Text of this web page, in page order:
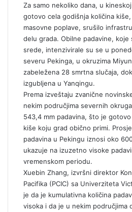
Za samo nekoliko dana, u
gotovo cela godišnja količina
masovne poplave, srušilo
delu grada. Obilne padavine, koje
srede, intenzivirale su se u
severu Pekinga, u okruzima
zabeležena 28 smrtna slučaja,
izgubljena u Yanqingu.
Prema izveštaju zvanične
nekim područjima severnih
543,4 mm padavina, što je
kiše koju grad obično primi.
padavina u Pekingu iznosi oko
ukazuje na izuzetno visoke
vremenskom periodu.
Xuebin Zhang, izvršni direktor
Pacifika (PCIC) sa Univerziteta
je da je kumulativna količina
visoka i da je u nekim područjima